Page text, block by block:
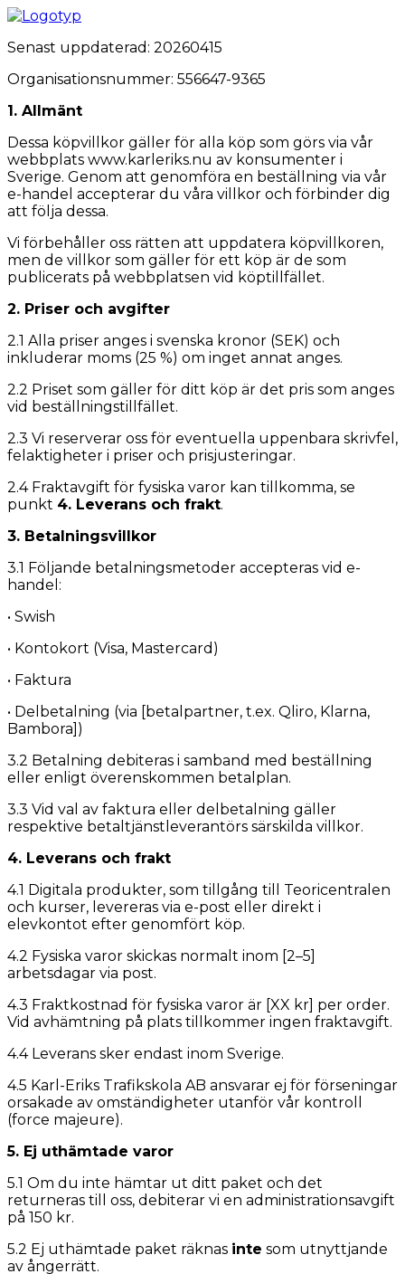
Senast uppdaterad: 20260415
Organisationsnummer: 556647-9365
1. Allmänt
Dessa köpvillkor gäller för alla köp som görs via vår
webbplats www.karleriks.nu av konsumenter i
Sverige. Genom att genomföra en beställning via vår
e-handel accepterar du våra villkor och förbinder dig
att följa dessa.
Vi förbehåller oss rätten att uppdatera köpvillkoren,
men de villkor som gäller för ett köp är de som
publicerats på webbplatsen vid köptillfället.
2. Priser och avgifter
2.1 Alla priser anges i svenska kronor (SEK) och
inkluderar moms (25 %) om inget annat anges.
2.2 Priset som gäller för ditt köp är det pris som anges
vid beställningstillfället.
2.3 Vi reserverar oss för eventuella uppenbara skrivfel,
felaktigheter i priser och prisjusteringar.
2.4 Fraktavgift för fysiska varor kan tillkomma, se
punkt 4. Leverans och frakt.
3. Betalningsvillkor
3.1 Följande betalningsmetoder accepteras vid e-
handel:
• Swish
• Kontokort (Visa, Mastercard)
• Faktura
• Delbetalning (via [betalpartner, t.ex. Qliro, Klarna,
Bambora])
3.2 Betalning debiteras i samband med beställning
eller enligt överenskommen betalplan.
3.3 Vid val av faktura eller delbetalning gäller
respektive betaltjänstleverantörs särskilda villkor.
4. Leverans och frakt
4.1 Digitala produkter, som tillgång till Teoricentralen
och kurser, levereras via e-post eller direkt i
elevkontot efter genomfört köp.
4.2 Fysiska varor skickas normalt inom [2–5]
arbetsdagar via post.
4.3 Fraktkostnad för fysiska varor är [XX kr] per order.
Vid avhämtning på plats tillkommer ingen fraktavgift.
4.4 Leverans sker endast inom Sverige.
4.5 Karl-Eriks Trafikskola AB ansvarar ej för förseningar
orsakade av omständigheter utanför vår kontroll
(force majeure).
5. Ej uthämtade varor
5.1 Om du inte hämtar ut ditt paket och det
returneras till oss, debiterar vi en administrationsavgift
på 150 kr.
5.2 Ej uthämtade paket räknas inte som utnyttjande
av ångerrätt.